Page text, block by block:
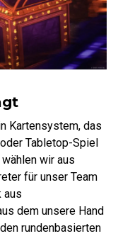
Kartensystem, das
Tabletop-Spiel
wir aus
für unser Team
aus
dem unsere Hand
rundenbasierten